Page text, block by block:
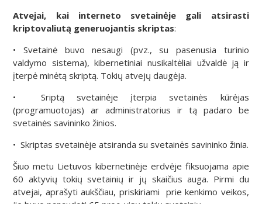
Atvejai, kai interneto svetainėje gali atsirasti
kriptovaliutą generuojantis skriptas:
• Svetainė buvo nesaugi (pvz., su pasenusia turinio
valdymo sistema), kibernetiniai nusikaltėliai užvaldė ją ir
įterpė minėtą skriptą. Tokių atvejų daugėja.
• Sriptą svetainėje įterpia svetainės kūrėjas
(programuotojas) ar administratorius ir tą padaro be
svetainės savininko žinios.
• Skriptas svetainėje atsiranda su svetainės savininko žinia.
Šiuo metu Lietuvos kibernetinėje erdvėje fiksuojama apie
60 aktyvių tokių svetainių ir jų skaičius auga. Pirmi du
atvejai, aprašyti aukščiau, priskiriami prie kenkimo veikos,